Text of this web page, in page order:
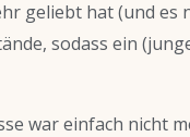
geliebt hat (und es
sodass ein
war einfach nicht